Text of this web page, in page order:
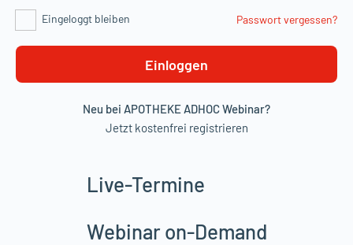
Eingeloggt bleiben
Einloggen
Passwort vergessen?
Neu bei APOTHEKE ADHOC Webinar?
Jetzt kostenfrei registrieren
Live-Termine
Webinar on-Demand